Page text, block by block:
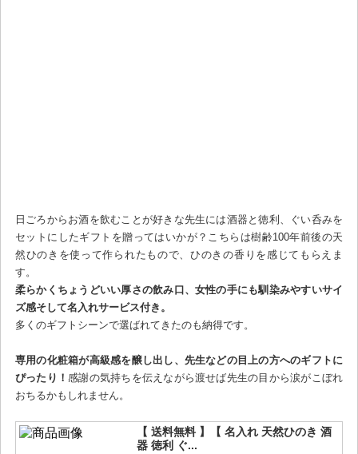
日ごろからお酒を飲むことが好きな先生には酒器と徳利、ぐい呑みを
セットにしたギフトを贈ってはいかが？こちらは樹齢100年前後の天
然ひのきを使って作られたもので、ひのきの香りを感じてもらえま
す。
柔らかくちょうどいい厚さの飲み口、女性の手にも馴染みやすいサイ
ズ感そして名入れサービス付き。
多くのギフトシーンで選ばれてきたのも納得です。
専用の化粧箱が高級感を醸し出し、先生などの目上の方へのギフトに
ぴったり！感謝の気持ちを伝えながら渡せば先生の目から涙がこぼれ
おちるかもしれません。